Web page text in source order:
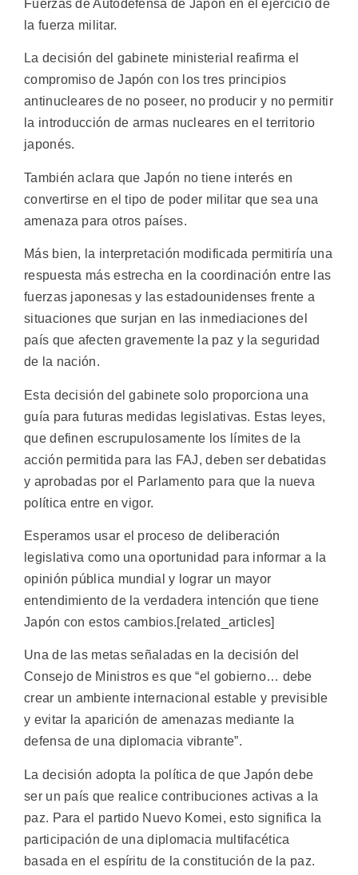
Fuerzas de Autodefensa de Japón en el ejercicio de
la fuerza militar.
La decisión del gabinete ministerial reafirma el
compromiso de Japón con los tres principios
antinucleares de no poseer, no producir y no permitir
la introducción de armas nucleares en el territorio
japonés.
También aclara que Japón no tiene interés en
convertirse en el tipo de poder militar que sea una
amenaza para otros países.
Más bien, la interpretación modificada permitiría una
respuesta más estrecha en la coordinación entre las
fuerzas japonesas y las estadounidenses frente a
situaciones que surjan en las inmediaciones del
país que afecten gravemente la paz y la seguridad
de la nación.
Esta decisión del gabinete solo proporciona una
guía para futuras medidas legislativas. Estas leyes,
que definen escrupulosamente los límites de la
acción permitida para las FAJ, deben ser debatidas
y aprobadas por el Parlamento para que la nueva
política entre en vigor.
Esperamos usar el proceso de deliberación
legislativa como una oportunidad para informar a la
opinión pública mundial y lograr un mayor
entendimiento de la verdadera intención que tiene
Japón con estos cambios.[related_articles]
Una de las metas señaladas en la decisión del
Consejo de Ministros es que “el gobierno… debe
crear un ambiente internacional estable y previsible
y evitar la aparición de amenazas mediante la
defensa de una diplomacia vibrante”.
La decisión adopta la política de que Japón debe
ser un país que realice contribuciones activas a la
paz. Para el partido Nuevo Komei, esto significa la
participación de una diplomacia multifacética
basada en el espíritu de la constitución de la paz.